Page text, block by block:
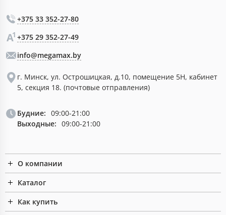
+375 33 352-27-80
+375 29 352-27-49
info@megamax.by
г. Минск, ул. Острошицкая, д.10, помещение 5Н, кабинет
5, секция 18. (почтовые отправления)
Будние: 09:00-21:00
Выходные: 09:00-21:00
О компании
Каталог
Как купить